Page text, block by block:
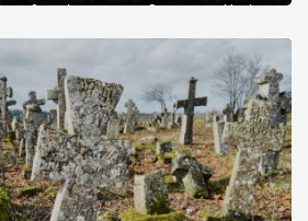
який тоді називався Замковим. Нині на
століття, є такі, де епітафії стер […]